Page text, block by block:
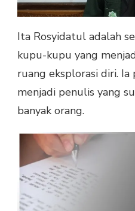
Ita Rosyidatul adalah
kupu-kupu yang
ruang eksplorasi diri.
menjadi penulis yang
banyak orang.